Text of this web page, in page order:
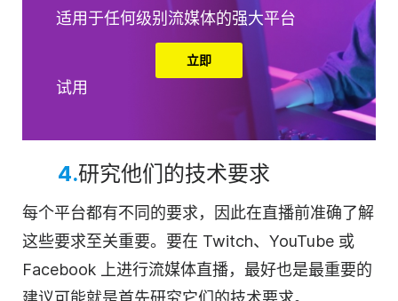
适用于任何级别流媒体的强大平台
立即
试用
4.研究他们的技术要求
每个平台都有不同的要求，因此在直播前准确了解
这些要求至关重要。要在 Twitch、YouTube 或
Facebook 上进行流媒体直播，最好也是最重要的